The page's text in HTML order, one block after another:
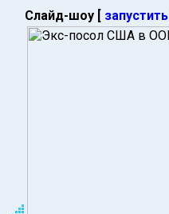
Слайд-шоу [ запустить